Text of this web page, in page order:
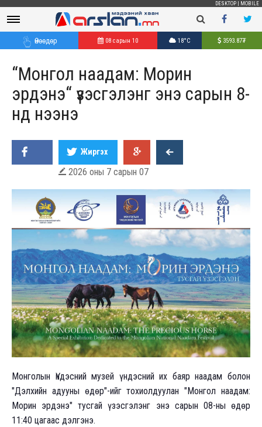
DESKTOP MOBILE
Өнөөдөр 08 сарын 10 18°C 3593.87₮
“Монгол наадам: Морин
эрдэнэ“ үзэсгэлэнг энэ сарын 8-
нд нээнэ
Жиргэх
 2026 оны 7 сарын 07
Монголын Үндэсний музей үндэсний их баяр наадам болон
"Дэлхийн адууны өдөр"-ийг тохиолдуулан "Монгол наадам:
Морин эрдэнэ" тусгай үзэсгэлэнг энэ сарын 08-ны өдөр
11:40 цагаас дэлгэнэ.